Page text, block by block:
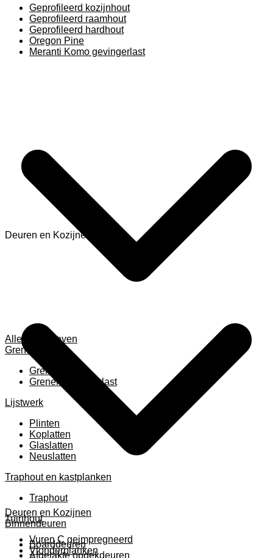
Geprofileerd kozijnhout
Geprofileerd raamhout
Geprofileerd hardhout
Oregon Pine
Meranti Komo gevingerlast
Alles weergeven
Grenen
Grenen B ruw
Grenen gevingerlast
Lijstwerk
Plinten
Koplatten
Glaslatten
Neuslatten
Traphout en kastplanken
Traphout
Tuinhout
Vuren C geimpregneerd
Vlonderplanken
Deuren en Kozijnen
Deuren en Kozijnen
Binnendeuren
Boarddeuren
Afgelakte opdekdeuren